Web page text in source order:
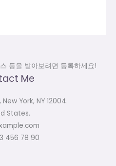
등을 받아보려면 등록하세요!
Me
York, NY 12004.
States.
456 78 90